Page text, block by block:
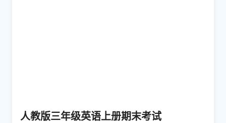
人教版三年级英语上册期末考试